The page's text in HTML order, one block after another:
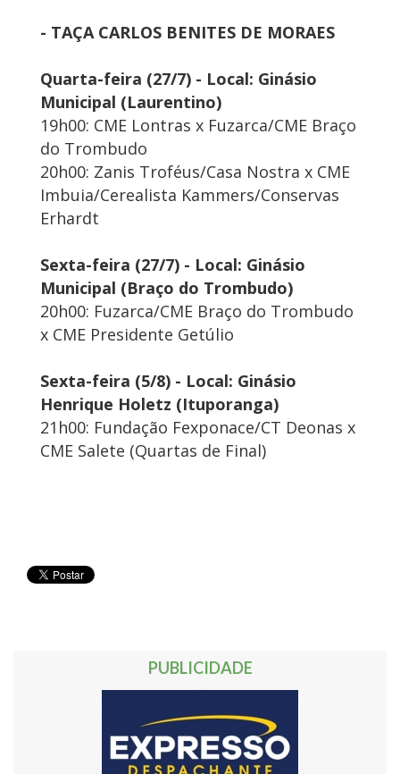
- TAÇA CARLOS BENITES DE MORAES
Quarta-feira (27/7) - Local: Ginásio
Municipal (Laurentino)
19h00: CME Lontras x Fuzarca/CME Braço
do Trombudo
20h00: Zanis Troféus/Casa Nostra x CME
Imbuia/Cerealista Kammers/Conservas
Erhardt
Sexta-feira (27/7) - Local: Ginásio
Municipal (Braço do Trombudo)
20h00: Fuzarca/CME Braço do Trombudo
x CME Presidente Getúlio
Sexta-feira (5/8) - Local: Ginásio
Henrique Holetz (Ituporanga)
21h00: Fundação Fexponace/CT Deonas x
CME Salete (Quartas de Final)
PUBLICIDADE